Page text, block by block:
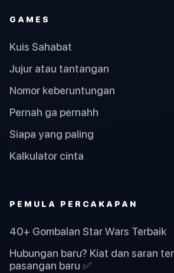
GAMES
Kuis Sahabat
Jujur atau tantangan
Nomor keberuntungan
Pernah ga pernahh
Siapa yang paling
Kalkulator cinta
PEMULA PERCAKAPAN
40+ Gombalan Star Wars Terbaik
Hubungan baru? Kiat dan saran
pasangan baru ✅